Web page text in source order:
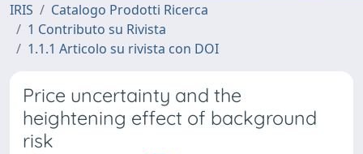
IRIS
Catalogo Prodotti Ricerca
1 Contributo su Rivista
1.1.1 Articolo su rivista con DOI
Price uncertainty and the
heightening effect of background
risk